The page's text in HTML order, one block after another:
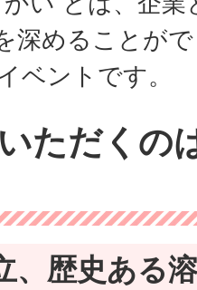
深めることが
ベントです。
ただくの
、歴史ある